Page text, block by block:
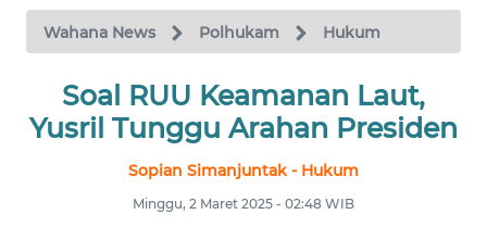
Wahana News Polhukam Hukum
Soal RUU Keamanan Laut,
Yusril Tunggu Arahan Presiden
Sopian Simanjuntak - Hukum
Minggu, 2 Maret 2025 - 02:48 WIB
TV
Tutup
NASIONAL